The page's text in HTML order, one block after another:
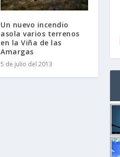
Un nuevo incendio
asola varios terrenos
en la Viña de las
Amargas
5 de julio del 2013